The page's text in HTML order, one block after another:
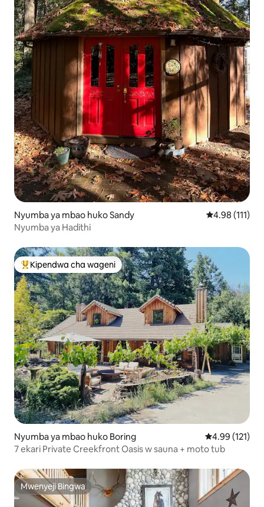
Nyumba ya mbao huko Sandy Ukadiriaji wa
4.98 (111)
Nyumba ya Hadithi
Kipendwa maarufu cha wageni
Kipendwa cha wageni
Nyumba ya mbao huko Boring Ukadiriaji wa
4.99 (121)
7 ekari Private Creekfront Oasis w sauna + moto tub
Mwenyeji Bingwa
Mwenyeji Bingwa